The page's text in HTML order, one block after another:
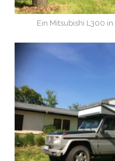
Ein Mitsubishi L300